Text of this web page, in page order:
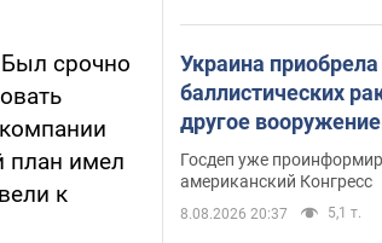
срочно
план имел
к
Украина
баллистических
другое
США обнародовали
Госдеп уже
американский Конгресс
8.08.2026 20:37 5,1 т.